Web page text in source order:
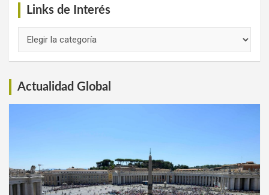
Links de Interés
Actualidad Global